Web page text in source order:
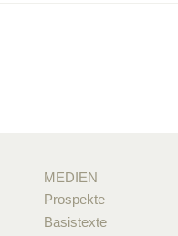
MEDIEN
Prospekte
Basistexte